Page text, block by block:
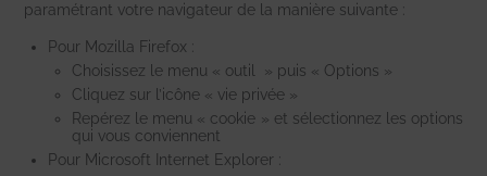
paramétrant votre navigateur de la manière suivante :
Pour Mozilla Firefox :
Choisissez le menu « outil » puis « Options »
Cliquez sur l’icône « vie privée »
Repérez le menu « cookie » et sélectionnez les options
qui vous conviennent
Pour Microsoft Internet Explorer :